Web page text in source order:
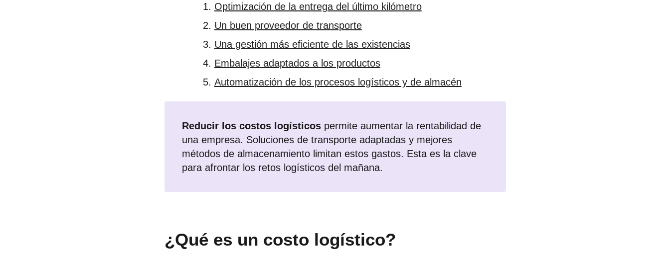
Optimización de la entrega del último kilómetro
Un buen proveedor de transporte
Una gestión más eficiente de las existencias
Embalajes adaptados a los productos
Automatización de los procesos logísticos y de almacén
Reducir los costos logísticospermite aumentar la rentabilidad de
una empresa. Soluciones de transporte adaptadas y mejores
métodos de almacenamiento limitan estos gastos. Esta es la clave
para afrontar los retos logísticos del mañana.
¿Qué es un costo logístico?